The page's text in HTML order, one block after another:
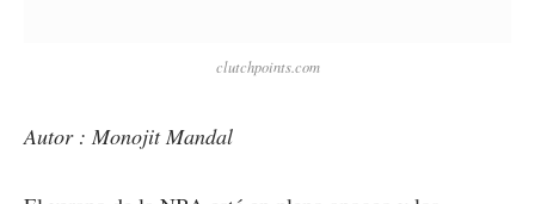
clutchpoints.com
Autor : Monojit Mandal